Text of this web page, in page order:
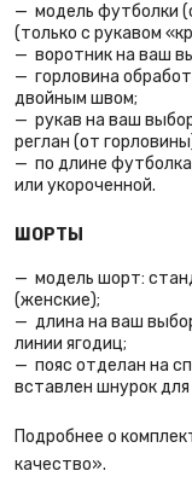
модель футболки
(только с рукавом
воротник на ваш
горловина
двойным швом;
рукав на ваш
реглан (от
по длине
или укороченной.
ШОРТЫ
модель шорт:
(женские);
длина на ваш
линии ягодиц;
пояс отделан на
вставлен шнурок
Подробнее о
качество».